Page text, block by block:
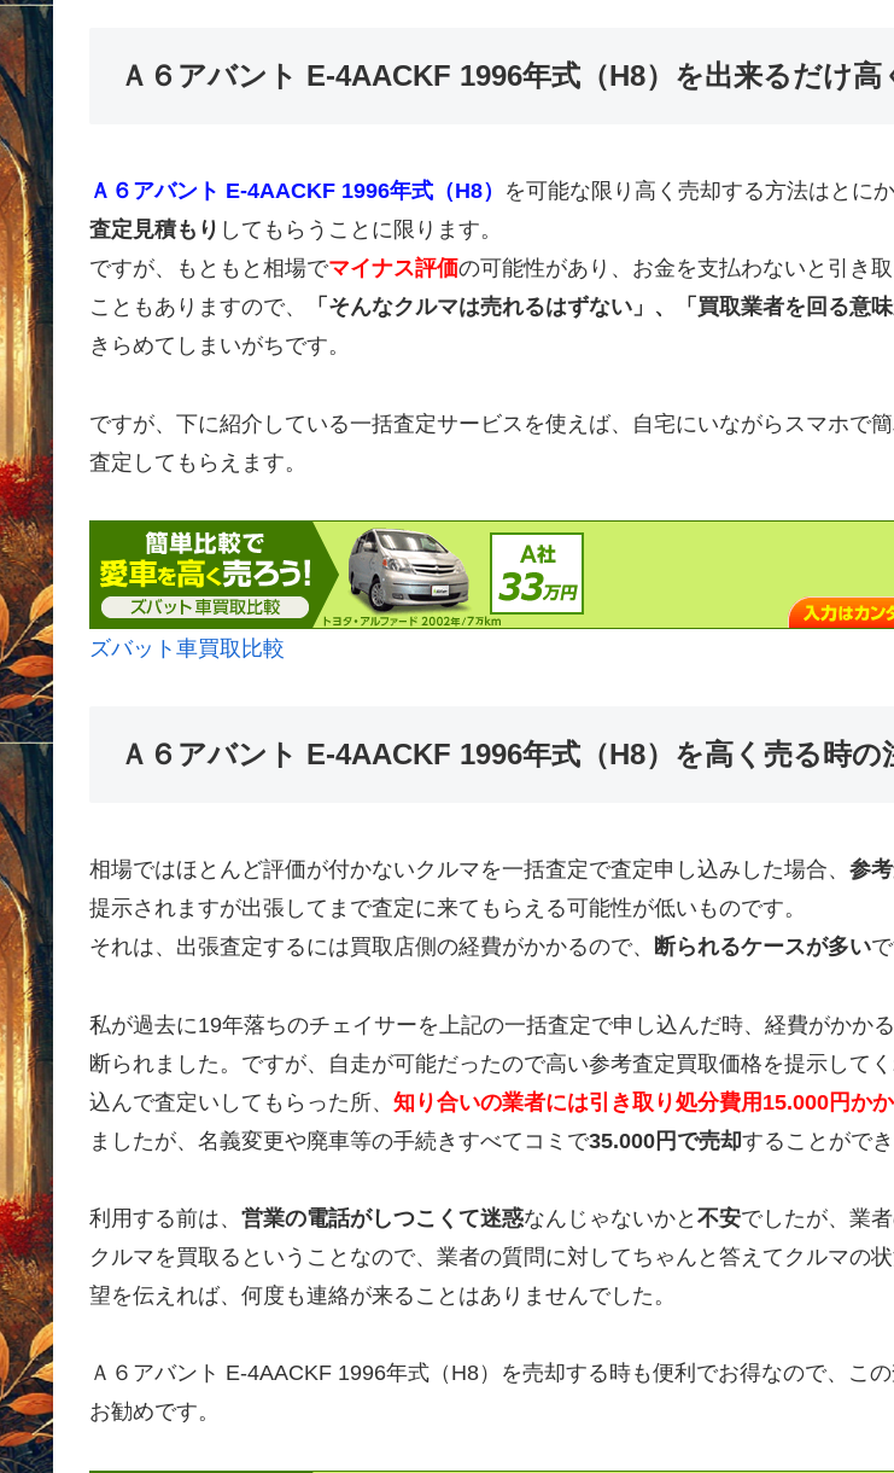
Ａ６アバント E-4AACKF 1996年式（H8）を出来るだけ高
Ａ６アバント E-4AACKF 1996年式（H8） を可能な限り高く売却する方法はとにか
査定見積もり してもらうことに限ります。
ですが、もともと相場でマイナス評価の可能性があり、お金を支払わないと引き
こともありますので、
「そんなクルマは売れるはずない」、「買取業者を回る意味
きらめてしまいがちです。
ですが、下に紹介している一括査定サービスを使えば、自宅にいながらスマホで
査定してもらえます。
ズバット車買取比較
Ａ６アバント E-4AACKF 1996年式（H8）を高く売る時の
相場ではほとんど評価が付かないクルマを一括査定で査定申し込みした場合、 参
提示されますが出張してまで査定に来てもらえる可能性が低いものです。
それは、出張査定するには買取店側の経費がかかるので、 断られるケースが多いで
私が過去に19年落ちのチェイサーを上記の一括査定で申し込んだ時、経費がかか
断られました。ですが、自走が可能だったので高い参考査定買取価格を提示して
込んで査定いしてもらった所、 知り合いの業者には引き取り処分費用15.000円か
ましたが、名義変更や廃車等の手続きすべてコミで35.000円で売却することができ
利用する前は、 営業の電話がしつこくて迷惑なんじゃないかと 不安でしたが、業
クルマを買取るということなので、業者の質問に対してちゃんと答えてクルマの
望を伝えれば、何度も連絡が来ることはありませんでした。
Ａ６アバント E-4AACKF 1996年式（H8）を売却する時も便利でお得なので、こ
お勧めです。